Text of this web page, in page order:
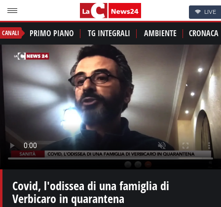
LIVE
CANALI PRIMO PIANO TG INTEGRALI AMBIENTE CRONACA
Covid, l'odissea di una famiglia di
Verbicaro in quarantena